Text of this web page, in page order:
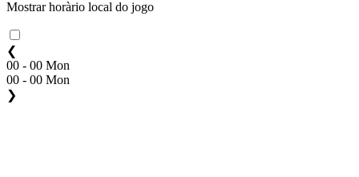
Mostrar horàrio local do jogo
❮
00 - 00 Mon
00 - 00 Mon
❯